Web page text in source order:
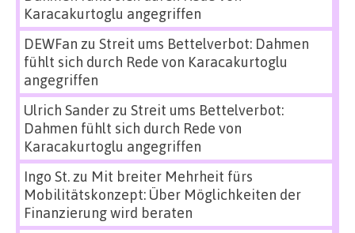
Karacakurtoglu angegriffen
DEWFan zu Streit ums Bettelverbot: Dahmen
fühlt sich durch Rede von Karacakurtoglu
angegriffen
Ulrich Sanderzu Streit ums Bettelverbot:
Dahmen fühlt sich durch Rede von
Karacakurtoglu angegriffen
Ingo St.zu Mit breiter Mehrheit fürs
Mobilitätskonzept: Über Möglichkeiten der
Finanzierung wird beraten